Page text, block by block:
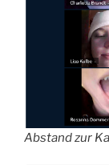
Abstand zur